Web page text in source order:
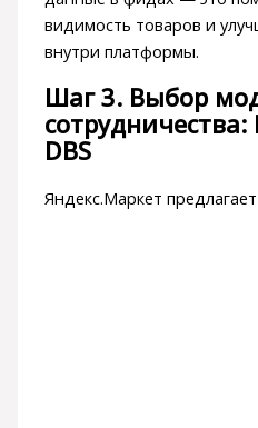
видимость товаров и
внутри платформы.
Шаг 3. Выбор
сотрудничества:
DBS
Яндекс.Маркет